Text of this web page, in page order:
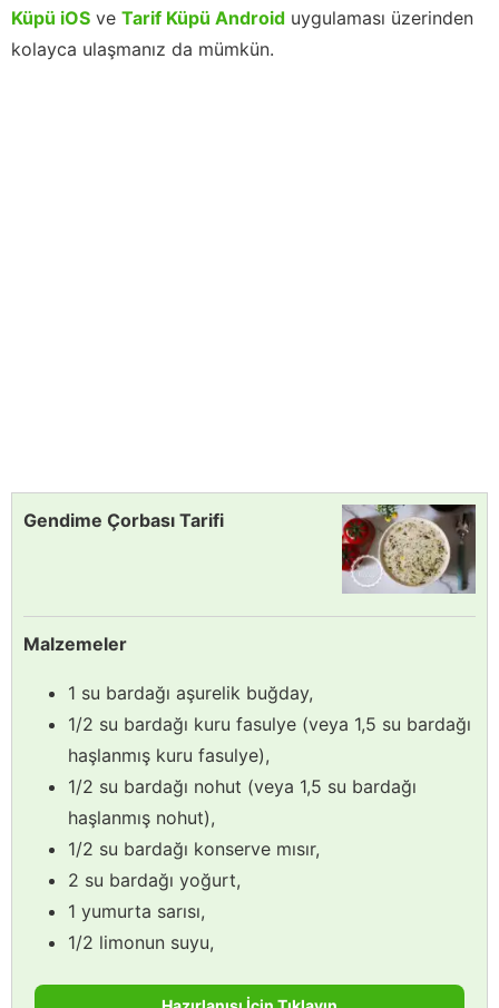
Küpü iOS ve Tarif Küpü Android uygulaması üzerinden
kolayca ulaşmanız da mümkün.
Gendime Çorbası Tarifi
Malzemeler
1 su bardağı aşurelik buğday,
1/2 su bardağı kuru fasulye (veya 1,5 su bardağı
haşlanmış kuru fasulye),
1/2 su bardağı nohut (veya 1,5 su bardağı
haşlanmış nohut),
1/2 su bardağı konserve mısır,
2 su bardağı yoğurt,
1 yumurta sarısı,
1/2 limonun suyu,